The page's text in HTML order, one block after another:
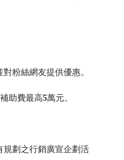
粉絲網友提供優惠。
助費最高5萬元。
規劃之行銷廣宣企劃活